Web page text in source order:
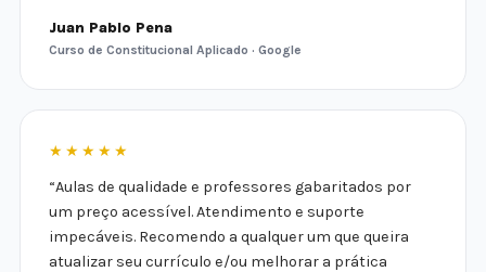
Juan Pablo Pena
Curso de Constitucional Aplicado · Google
★★★★★
“Aulas de qualidade e professores gabaritados por
um preço acessível. Atendimento e suporte
impecáveis. Recomendo a qualquer um que queira
atualizar seu currículo e/ou melhorar a prática